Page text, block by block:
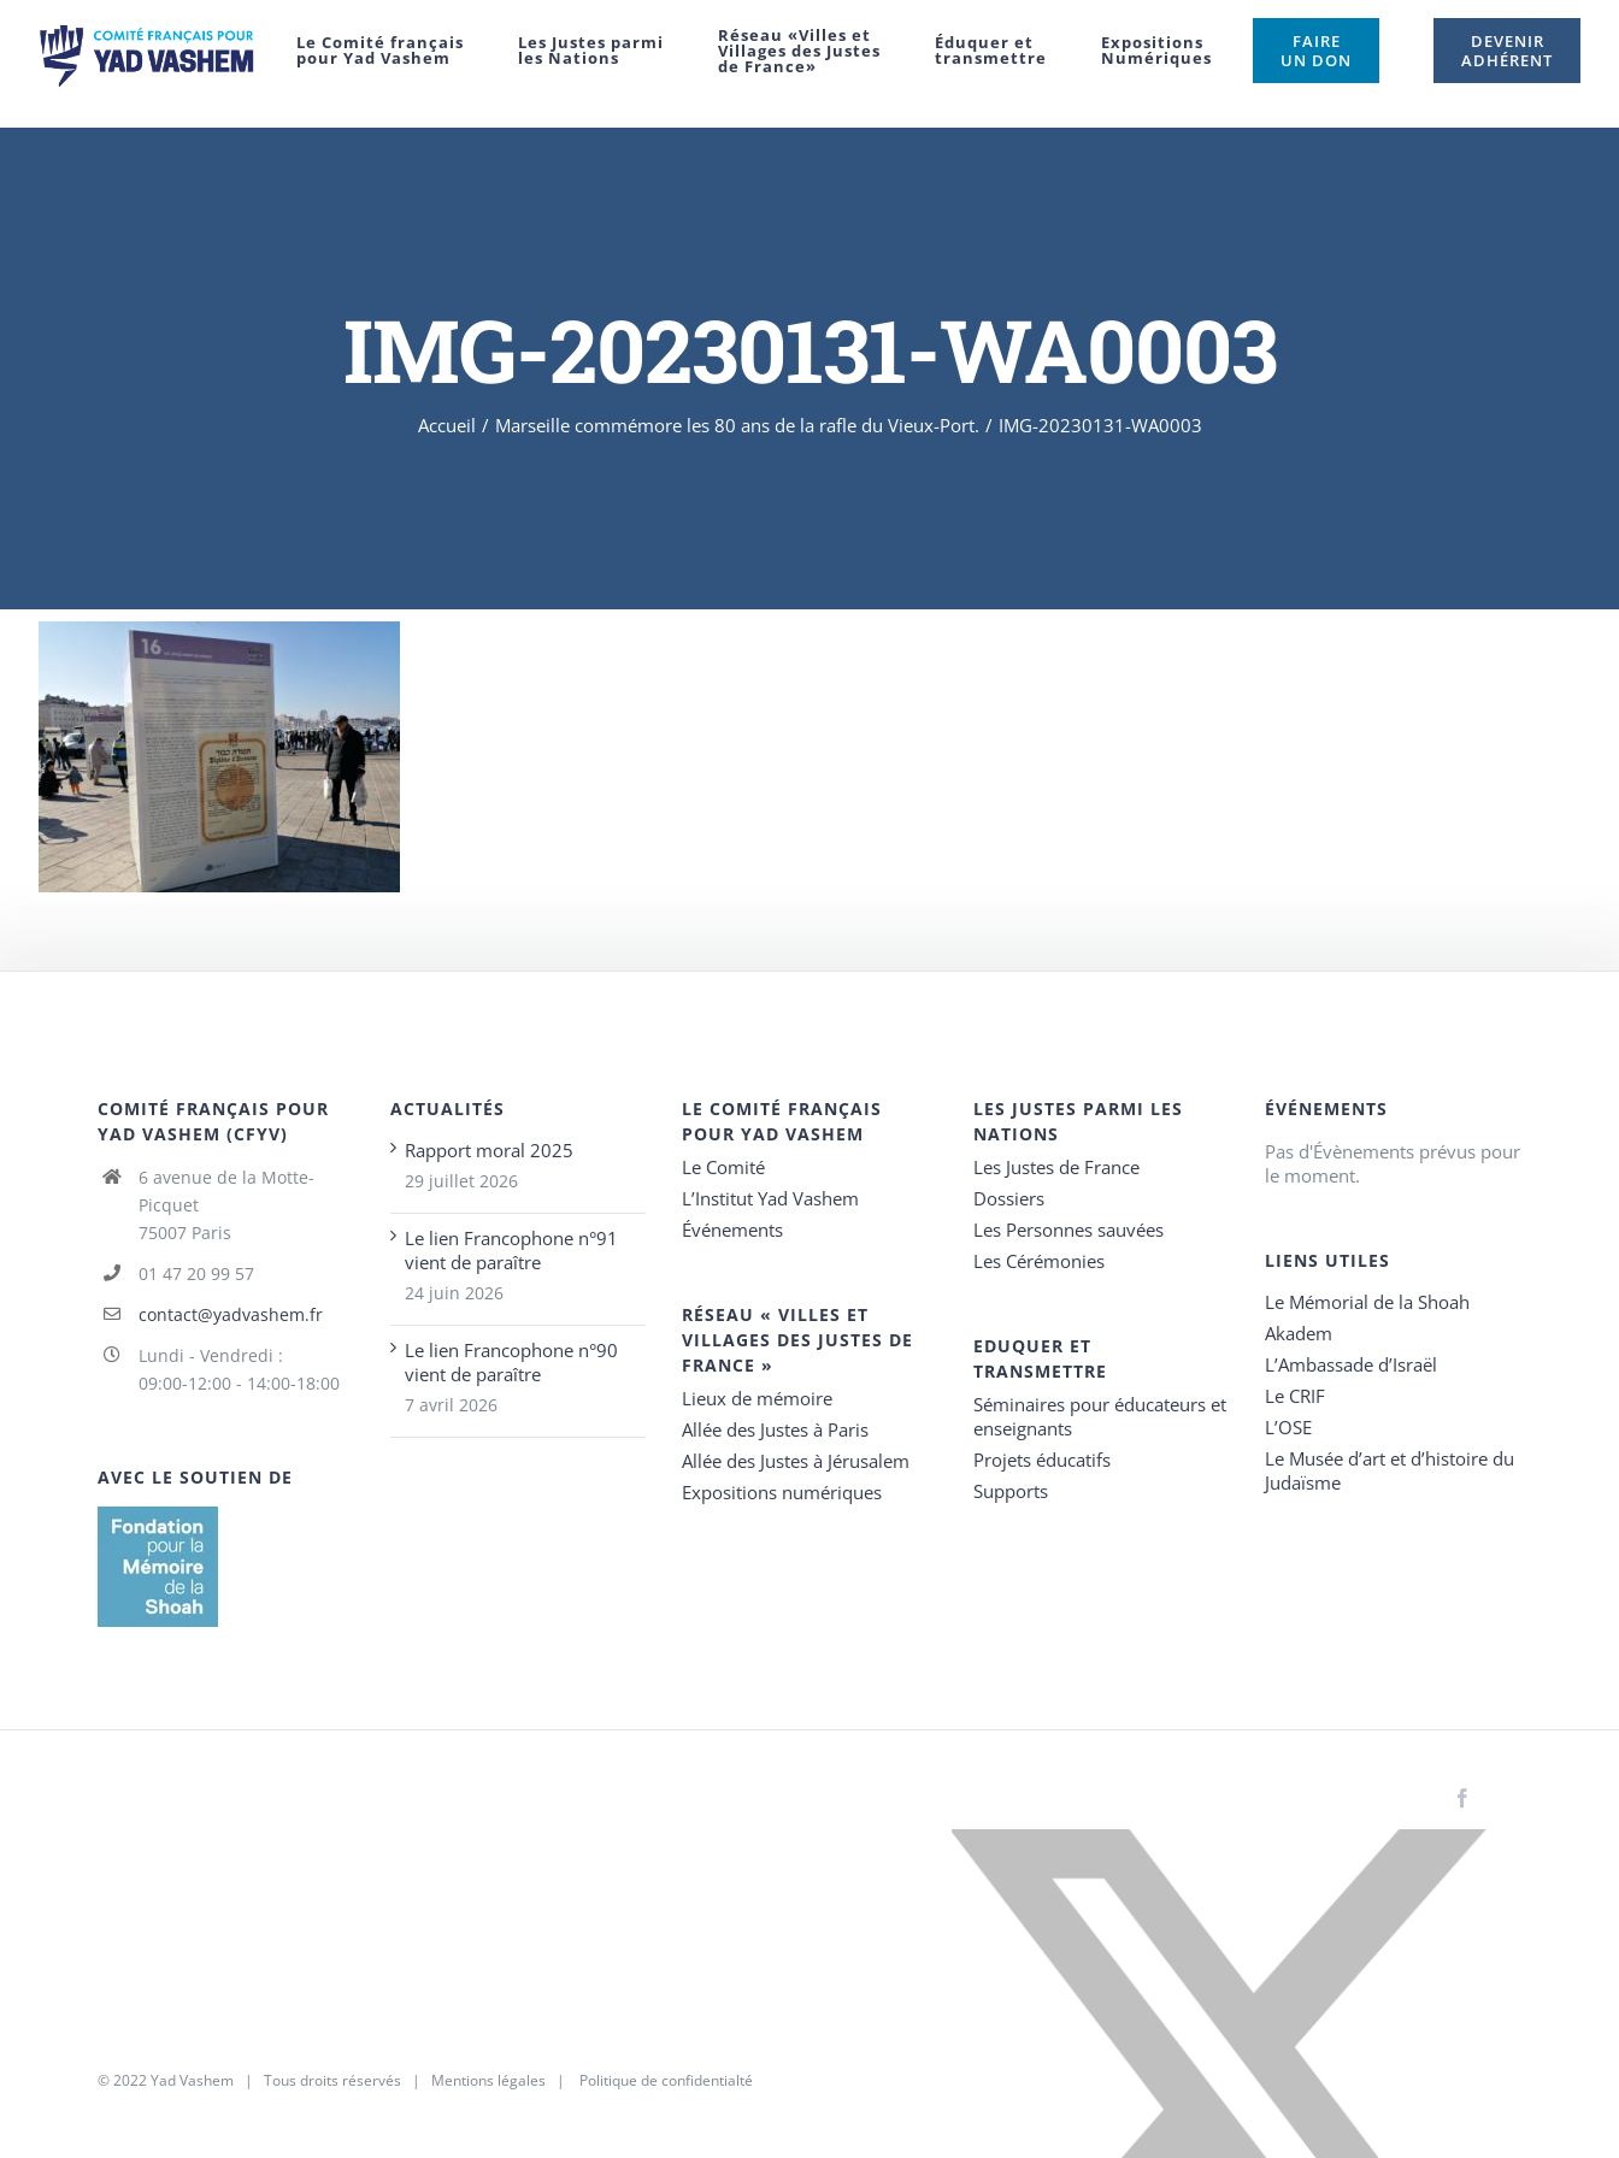
Le Comité français
pour Yad Vashem
Les Justes parmi
les Nations
Réseau «Villes et
Villages des Justes
de France»
Éduquer et
transmettre
Expositions
Numériques
FAIRE
UN DON
DEVENIR
ADHÉRENT
IMG-20230131-WA0003
Accueil / Marseille commémore les 80 ans de la rafle du Vieux-Port. / IMG-20230131-WA0003
COMITÉ FRANÇAIS POUR
YAD VASHEM (CFYV)
6 avenue de la Motte-
Picquet
75007 Paris
01 47 20 99 57
contact@yadvashem.fr
Lundi - Vendredi :
09:00-12:00 - 14:00-18:00
AVEC LE SOUTIEN DE
ACTUALITÉS
Rapport moral 2025
29 juillet 2026
Le lien Francophone n°91
vient de paraître
24 juin 2026
Le lien Francophone n°90
vient de paraître
7 avril 2026
LE COMITÉ FRANÇAIS
POUR YAD VASHEM
Le Comité
L’Institut Yad Vashem
Événements
RÉSEAU « VILLES ET
VILLAGES DES JUSTES DE
FRANCE »
Lieux de mémoire
Allée des Justes à Paris
Allée des Justes à Jérusalem
Expositions numériques
LES JUSTES PARMI LES
NATIONS
Les Justes de France
Dossiers
Les Personnes sauvées
Les Cérémonies
EDUQUER ET
TRANSMETTRE
Séminaires pour éducateurs et
enseignants
Projets éducatifs
Supports
ÉVÉNEMENTS
Pas d'Évènements prévus pour
le moment.
LIENS UTILES
Le Mémorial de la Shoah
Akadem
L’Ambassade d’Israël
Le CRIF
L’OSE
Le Musée d’art et d’histoire du
Judaïsme
© 2022 Yad Vashem | Tous droits réservés | Mentions légales | Politique de confidentialté
X